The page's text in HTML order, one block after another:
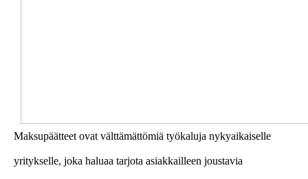
Maksupäätteet ovat välttämättömiä työkaluja nykyaikaiselle
yritykselle, joka haluaa tarjota asiakkailleen joustavia